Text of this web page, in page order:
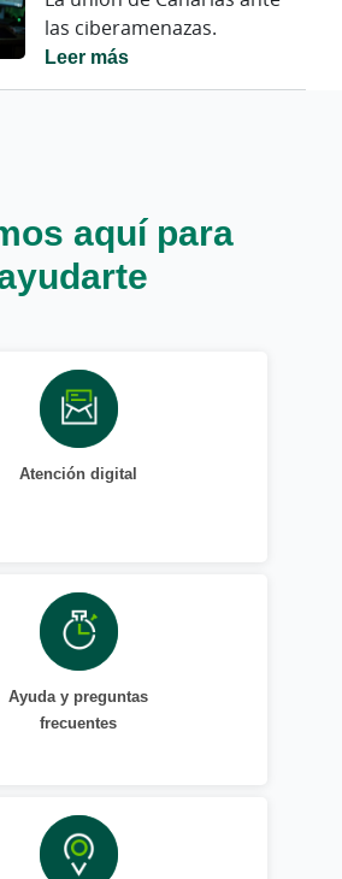
las ciberamenazas.
Leer más
aquí para
Atención digital
Ayuda y preguntas
frecuentes